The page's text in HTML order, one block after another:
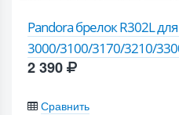
Pandora брелок R302L
3000/3100/3170/3210/
2 390
Сравнить